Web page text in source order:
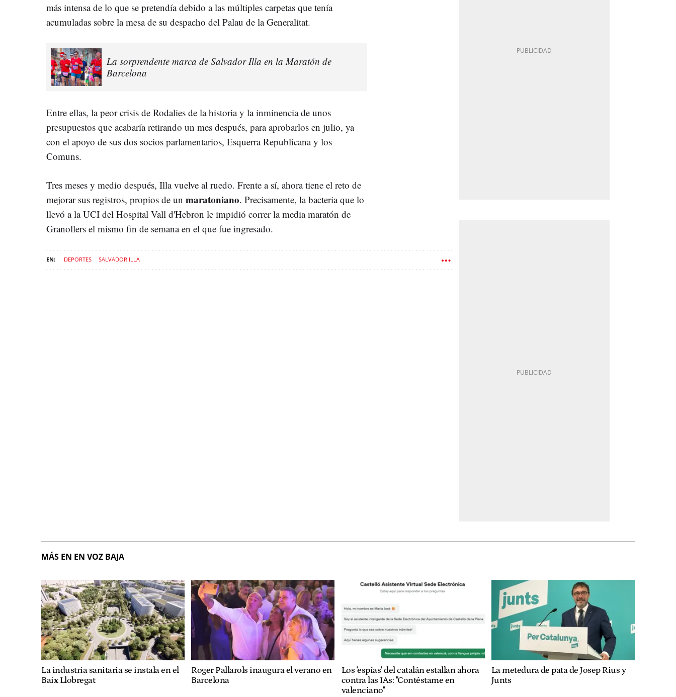
más intensa de lo que se pretendía debido a las múltiples carpetas que tenía
acumuladas sobre la mesa de su despacho del Palau de la Generalitat.
La sorprendente marca de Salvador Illa en la Maratón de
Barcelona
Entre ellas, la peor crisis de Rodalies de la historia y la inminencia de unos
presupuestos que acabaría retirando un mes después, para aprobarlos en julio, ya
con el apoyo de sus dos socios parlamentarios, Esquerra Republicana y los
Comuns.
Tres meses y medio después, Illa vuelve al ruedo. Frente a sí, ahora tiene el reto de
mejorar sus registros, propios de un maratoniano. Precisamente, la bacteria que lo
llevó a la UCI del Hospital Vall d'Hebron le impidió correr la media maratón de
Granollers el mismo fin de semana en el que fue ingresado.
DEPORTES SALVADOR ILLA
MÁS EN EN VOZ BAJA
La industria sanitaria se instala en el
Baix Llobregat
Roger Pallarols inaugura el verano en
Barcelona
Los 'espías' del catalán estallan ahora
contra las IAs: "Contéstame en
valenciano"
La metedura de pata de Josep Rius y
Junts